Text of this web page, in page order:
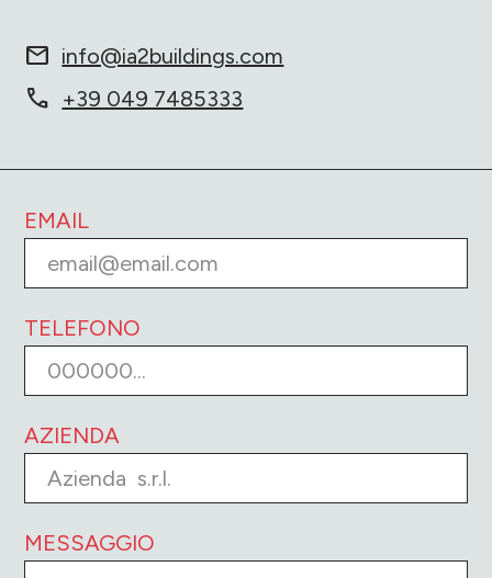
EMAIL
TELEFONO
AZIENDA
MESSAGGIO
mail info@ia2buildings.com
call +39 049 7485333